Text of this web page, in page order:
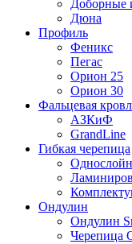
Доборные
Дюна
Профиль
Феникс
Пегас
Орион 25
Орион 30
Фальцевая
АЗКиФ
GrandLine
Гибкая черепица
Ондулин
Ондулин
Черепица